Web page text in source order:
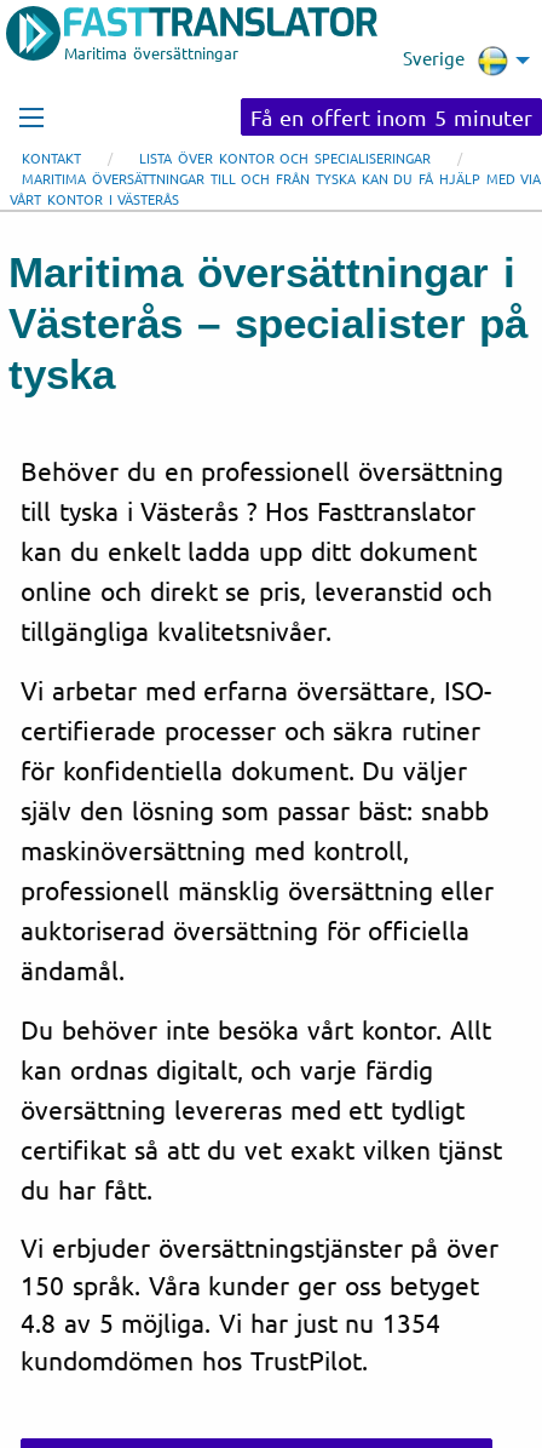
Maritima översättningar Sverige
Få en offert inom 5 minuter
KONTAKT
LISTA ÖVER KONTOR OCH SPECIALISERINGAR
MARITIMA ÖVERSÄTTNINGAR TILL OCH FRÅN TYSKA KAN DU FÅ HJÄLP MED VIA
VÅRT KONTOR I VÄSTERÅS
Maritima översättningar i
Västerås – specialister på
tyska
Behöver du en professionell översättning
till tyska i Västerås ? Hos Fasttranslator
kan du enkelt ladda upp ditt dokument
online och direkt se pris, leveranstid och
tillgängliga kvalitetsnivåer.
Vi arbetar med erfarna översättare, ISO-
certifierade processer och säkra rutiner
för konfidentiella dokument. Du väljer
själv den lösning som passar bäst: snabb
maskinöversättning med kontroll,
professionell mänsklig översättning eller
auktoriserad översättning för officiella
ändamål.
Du behöver inte besöka vårt kontor. Allt
kan ordnas digitalt, och varje färdig
översättning levereras med ett tydligt
certifikat så att du vet exakt vilken tjänst
du har fått.
Vi erbjuder översättningstjänster på över
150 språk. Våra kunder ger oss betyget
4.8 av 5 möjliga. Vi har just nu 1354
kundomdömen hos TrustPilot.